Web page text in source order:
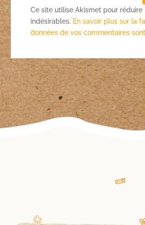
Ce site utilise Akismet pour réduire
indésirables. En savoir plus sur la
données de vos commentaires